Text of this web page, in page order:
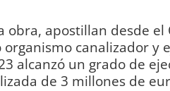
obra, apostillan desde el
organismo canalizador y
alcanzó un grado de
de 3 millones de